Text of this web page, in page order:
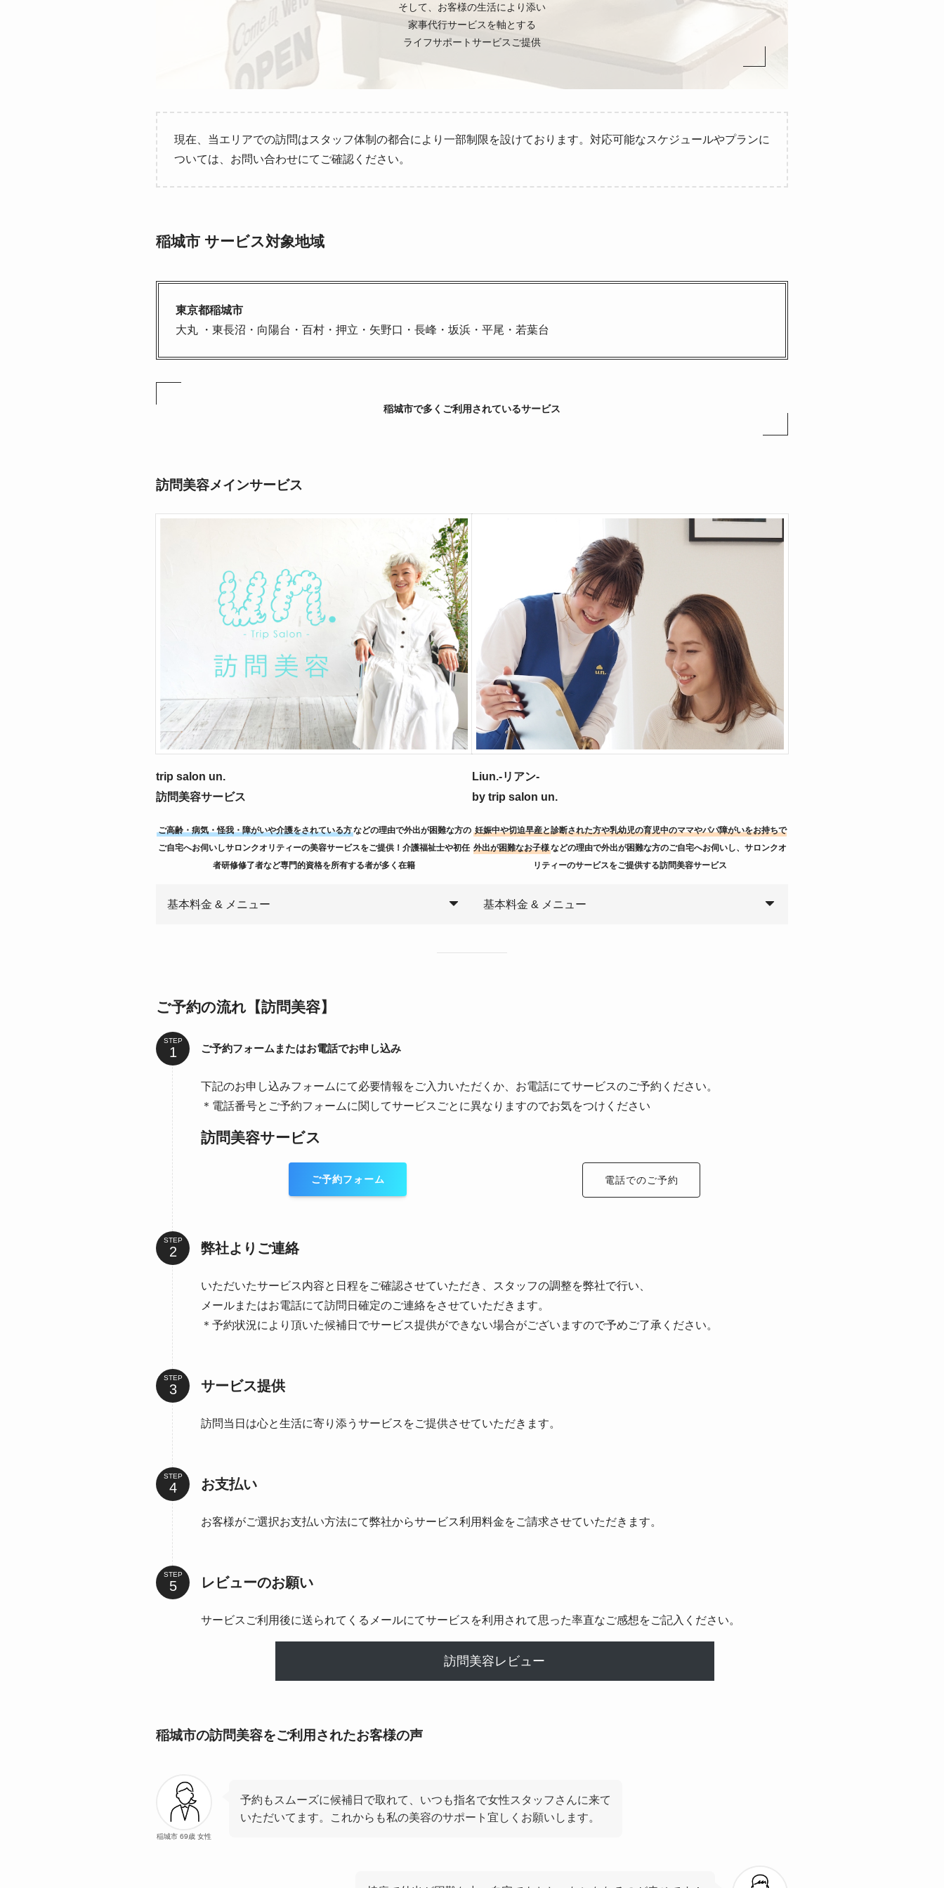
そして、お客様の生活により添い
家事代行サービスを軸とする
ライフサポートサービスご提供
現在、当エリアでの訪問はスタッフ体制の都合により一部制限を設けております。対応可能なスケジュールやプランに
ついては、お問い合わせにてご確認ください。
稲城市 サービス対象地域
東京都稲城市
大丸 ・東長沼・向陽台・百村・押立・矢野口・長峰・坂浜・平尾・若葉台
稲城市で多くご利用されているサービス
訪問美容メインサービス
trip salon un.
訪問美容サービス
ご高齢・病気・怪我・障がいや介護をされている方などの理由で外出が困難な方の
ご自宅へお伺いしサロンクオリティーの美容サービスをご提供！介護福祉士や初任
者研修修了者など専門的資格を所有する者が多く在籍
基本料金 & メニュー
Liun.-リアン-
by trip salon un.
妊娠中や切迫早産と診断された方や乳幼児の育児中のママやパパ障がいをお持ちで
外出が困難なお子様などの理由で外出が困難な方のご自宅へお伺いし、サロンクオ
リティーのサービスをご提供する訪問美容サービス
基本料金 & メニュー
ご予約の流れ【訪問美容】
STEP
ご予約フォームまたはお電話でお申し込み
下記のお申し込みフォームにて必要情報をご入力いただくか、お電話にてサービスのご予約ください。
＊電話番号とご予約フォームに関してサービスごとに異なりますのでお気をつけください
訪問美容サービス
ご予約フォーム 電話でのご予約
STEP 弊社よりご連絡
いただいたサービス内容と日程をご確認させていただき、スタッフの調整を弊社で行い、
メールまたはお電話にて訪問日確定のご連絡をさせていただきます。
＊予約状況により頂いた候補日でサービス提供ができない場合がございますので予めご了承ください。
STEP サービス提供
訪問当日は心と生活に寄り添うサービスをご提供させていただきます。
STEP お支払い
お客様がご選択お支払い方法にて弊社からサービス利用料金をご請求させていただきます。
STEP レビューのお願い
サービスご利用後に送られてくるメールにてサービスを利用されて思った率直なご感想をご記入ください。
訪問美容レビュー
稲城市の訪問美容をご利用されたお客様の声
稲城市 69歳 女性
予約もスムーズに候補日で取れて、いつも指名で女性スタッフさんに来て
いただいてます。これからも私の美容のサポート宜しくお願いします。